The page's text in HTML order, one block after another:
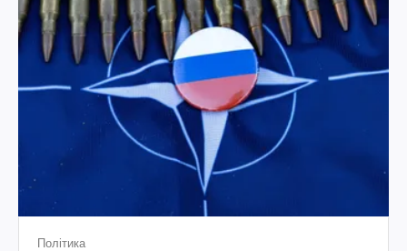
Політика